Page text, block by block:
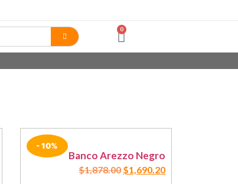
0
- 10%
Banco Arezzo Negro
$1,878.00 $1,690.20